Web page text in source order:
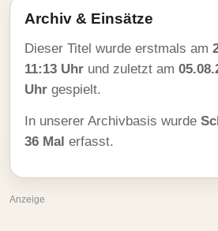
Archiv & Einsätze
Dieser Titel wurde erstmals am
11:13 Uhr und zuletzt am
Uhr gespielt.
In unserer Archivbasis wurde
36 Mal erfasst.
Anzeige